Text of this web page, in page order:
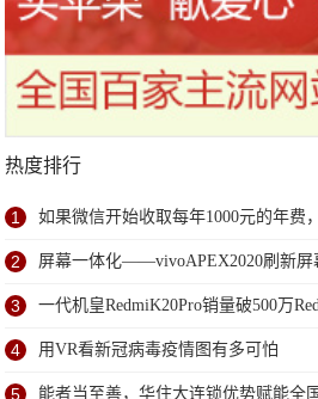
热度排行
1 如果微信开始收取每年1000元的年费
2 屏幕一体化——vivoAPEX2020刷新屏
受
3 一代机皇RedmiK20Pro销量破500万
4 用VR看新冠病毒疫情图有多可怕
5 能者当至善，华住大连锁优势赋能全